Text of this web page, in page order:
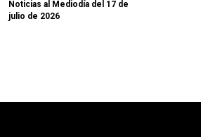
Noticias al Mediodía del 17 de
julio de 2026